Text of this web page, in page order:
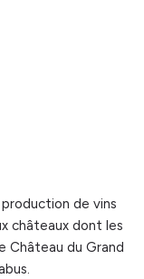
production de vins
châteaux dont les
Château du Grand